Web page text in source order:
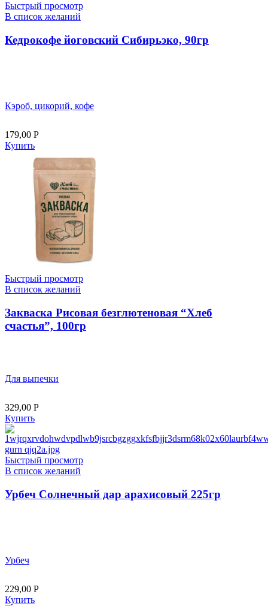
Быстрый просмотр
В список желаний
Кедрокофе йоговский Сибирьэко, 90гр
Кэроб, цикорий, кофе
179,00 Р
Купить
Быстрый просмотр
В список желаний
Закваска Рисовая безглютеновая “Хлеб
счастья”, 100гр
Для выпечки
329,00 Р
Купить
Быстрый просмотр
В список желаний
Урбеч Солнечный дар арахисовый 225гр
Урбеч
229,00 Р
Купить